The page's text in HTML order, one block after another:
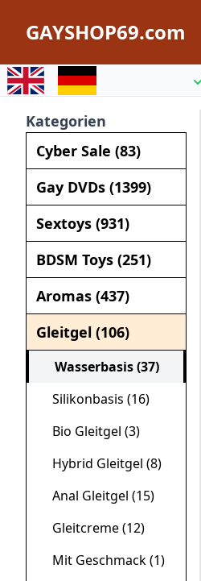
GAYSHOP69.com
Switch to englishSwitch to german
Kategorien
Cyber Sale (83)
Gay DVDs (1399)
Sextoys (931)
BDSM Toys (251)
Aromas (437)
Gleitgel (106)
Wasserbasis (37)
Silikonbasis (16)
Bio Gleitgel (3)
Hybrid Gleitgel (8)
Anal Gleitgel (15)
Gleitcreme (12)
Mit Geschmack (1)